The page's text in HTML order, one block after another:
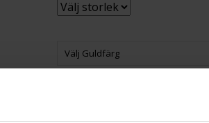
Välj Guldfärg
GRAVYR